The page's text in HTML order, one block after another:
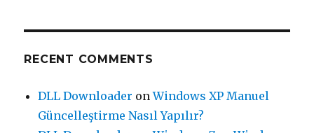
RECENT COMMENTS
DLL Downloader onWindows XP Manuel
Güncelleştirme Nasıl Yapılır?